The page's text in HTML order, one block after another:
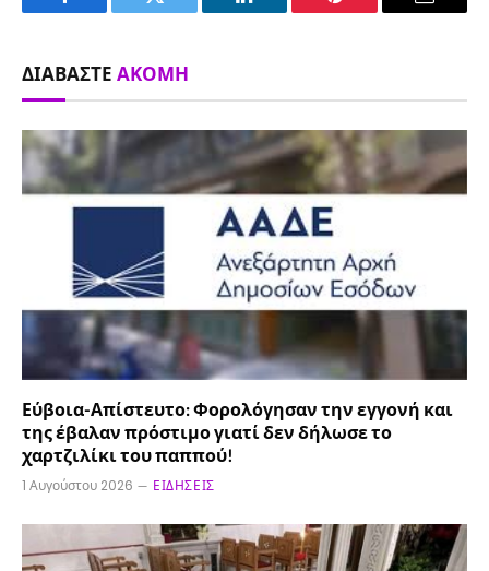
Facebook Twitter LinkedIn Pinterest Email
ΔΙΑΒΆΣΤΕ ΑΚΌΜΗ
Εύβοια-Απίστευτο: Φορολόγησαν την εγγονή και
της έβαλαν πρόστιμο γιατί δεν δήλωσε το
χαρτζιλίκι του παππού!
1 Αυγούστου 2026 ΕΙΔΉΣΕΙΣ